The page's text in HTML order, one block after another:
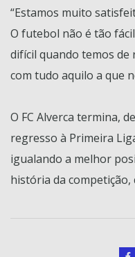
“Estamos muito
O futebol não é tão
difícil quando temos
com tudo aquilo a que
O FC Alverca termina,
regresso à Primeira
igualando a melhor
história da competição,